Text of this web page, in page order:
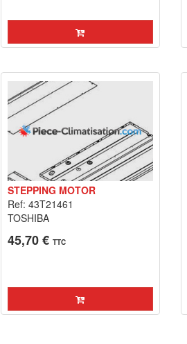
STEPPING MOTOR
Ref: 43T21461
TOSHIBA
45,70 € TTC